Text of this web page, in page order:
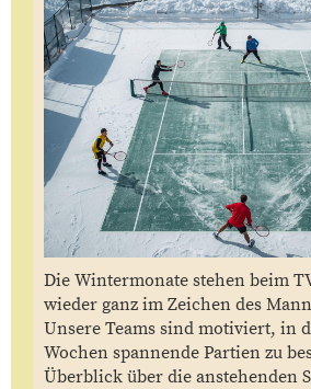
Die Wintermonate stehen beim
wieder ganz im Zeichen des
Unsere Teams sind motiviert, in
Wochen spannende Partien zu
Überblick über die anstehenden